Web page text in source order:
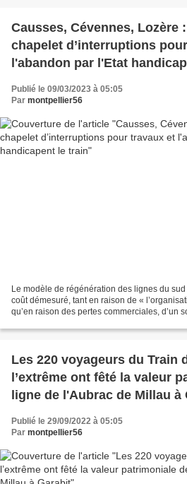
Causses, Cévennes, Lozère
chapelet d’interruptions
l'abandon par l'Etat
Publié le 09/03/2023 à 05:05
Par montpellier56
Le modèle de régénération des lignes du
coût démesuré, tant en raison de «
qu’en raison des pertes commerciales, d’un
Les 220 voyageurs du Train
l’extrême ont fêté la valeur
ligne de l'Aubrac de Millau à
Publié le 29/09/2022 à 05:05
Par montpellier56